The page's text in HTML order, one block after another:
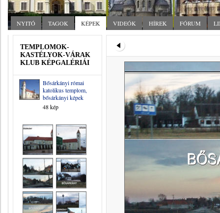
NYITÓ TAGOK KÉPEK VIDEÓK HÍREK FÓRUM
TEMPLOMOK-
KASTÉLYOK-VÁRAK
KLUB KÉPGALÉRIÁI
Bősárkányi római
katolikus templom,
bősárkányi képek
48 kép